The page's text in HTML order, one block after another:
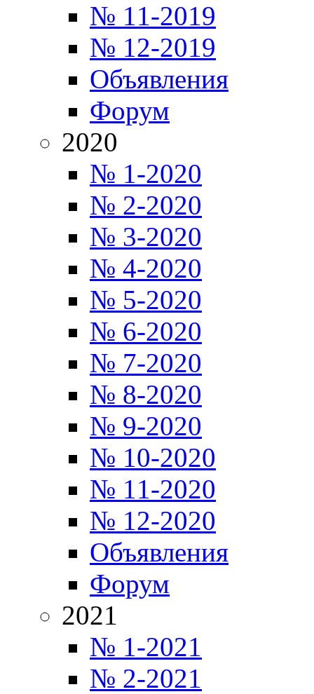
№ 11-2019
№ 12-2019
Объявления
Форум
2020
№ 1-2020
№ 2-2020
№ 3-2020
№ 4-2020
№ 5-2020
№ 6-2020
№ 7-2020
№ 8-2020
№ 9-2020
№ 10-2020
№ 11-2020
№ 12-2020
Объявления
Форум
2021
№ 1-2021
№ 2-2021